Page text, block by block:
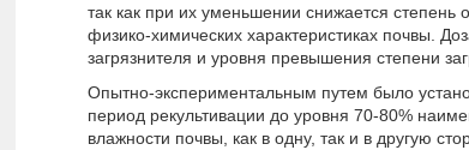
так как при их уменьшении снижается степень
физико-химических характеристиках почвы.
загрязнителя и уровня превышения степени
Опытно-экспериментальным путем было
период рекультивации до уровня 70-80%
влажности почвы, как в одну, так и в другую